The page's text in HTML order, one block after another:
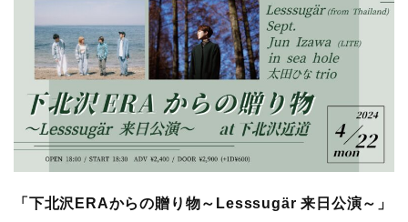
「下北沢ERAからの贈り物～Lesssugär 来日公演～」